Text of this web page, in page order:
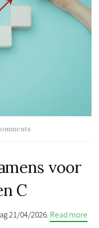
voor
C
21/04/2026. Read more